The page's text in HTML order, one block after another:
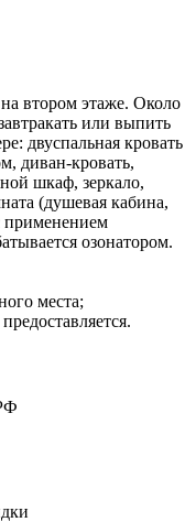
втором этаже. Около
или выпить
двуспальная кровать
диван-кровать,
шкаф, зеркало,
(душевая кабина,
применением
озонатором.
места;